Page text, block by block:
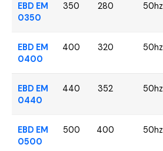
EBD EM
0350
350 280 50hz
EBD EM
0400
400 320 50hz
EBD EM
0440
440 352 50hz
EBD EM
0500
500 400 50hz